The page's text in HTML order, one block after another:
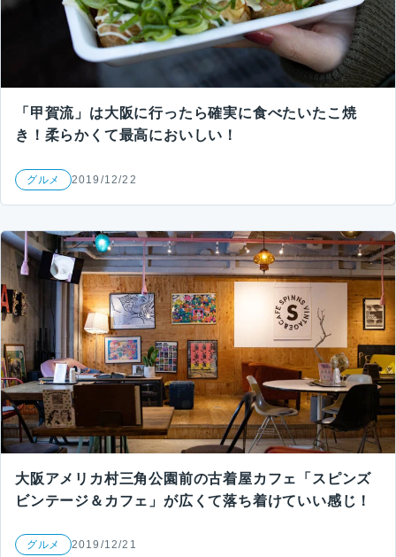
「甲賀流」は大阪に行ったら確実に食べたいたこ焼
き！柔らかくて最高においしい！
グルメ 2019/12/22
大阪アメリカ村三角公園前の古着屋カフェ「スピンズ
ビンテージ＆カフェ」が広くて落ち着けていい感じ！
グルメ 2019/12/21